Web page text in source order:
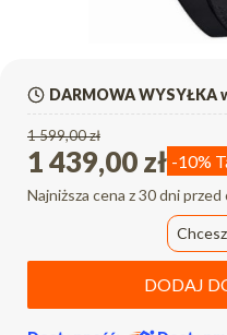
DARMOWA WYSYŁKA
1 599,00 zł
1 439,00 zł -10%
Najniższa cena z 30 dni przed
DODAJ